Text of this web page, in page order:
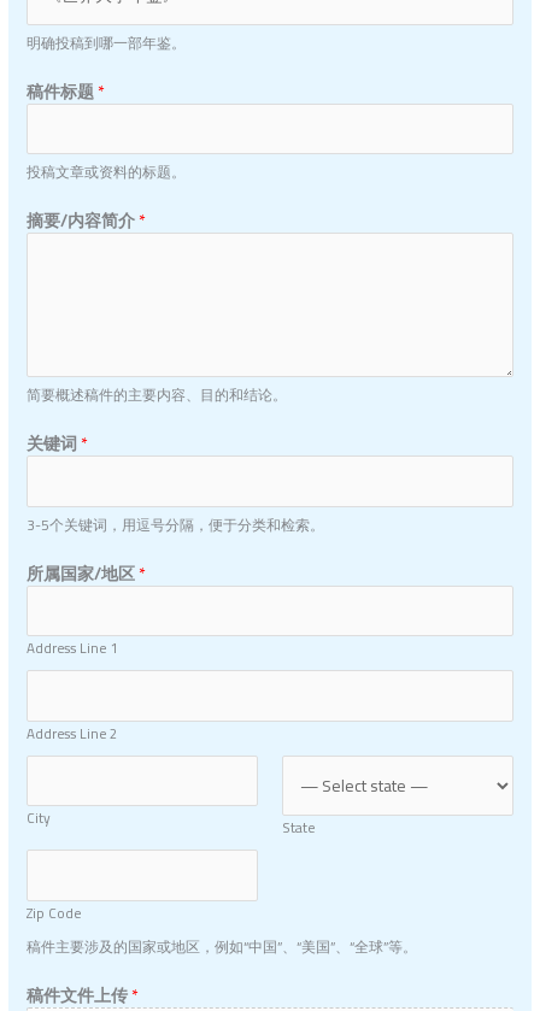
明确投稿到哪一部年鉴。
稿件标题*
投稿文章或资料的标题。
摘要/内容简介*
简要概述稿件的主要内容、目的和结论。
关键词*
3-5个关键词，用逗号分隔，便于分类和检索。
所属国家/地区*
Address Line 1
Address Line 2
City State
Zip Code
稿件主要涉及的国家或地区，例如“中国”、“美国”、“全球”等。
稿件文件上传*